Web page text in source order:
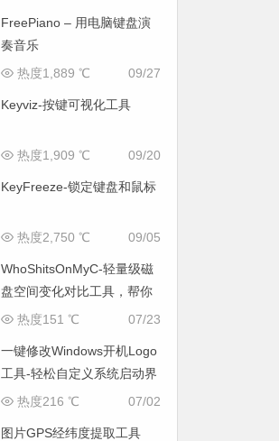
FreePiano – 用电脑键盘演
奏音乐
09/27
热度1,889 ℃
Keyviz-按键可视化工具
09/20
热度1,909 ℃
KeyFreeze-锁定键盘和鼠标
09/05
热度2,750 ℃
WhoShitsOnMyC-轻量级磁
盘空间变化对比工具，帮你
找出“吃掉”空间的罪魁祸首
07/23
热度151 ℃
一键修改Windows开机Logo
工具-轻松自定义系统启动界
面
07/02
热度216 ℃
图片GPS经纬度提取工具